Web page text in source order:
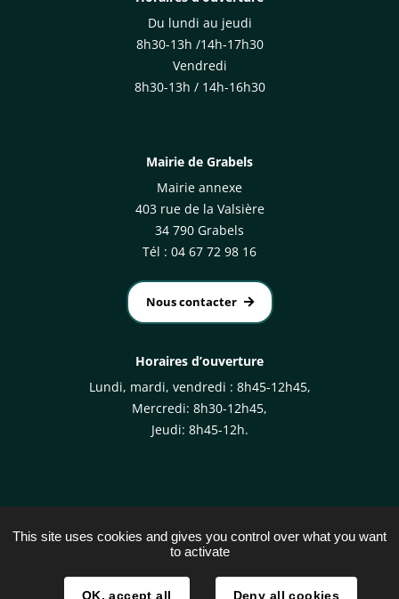
Du lundi au jeudi
8h30-13h /14h-17h30
Vendredi
8h30-13h / 14h-16h30
Mairie de Grabels
Mairie annexe
403 rue de la Valsière
34 790 Grabels
Tél : 04 67 72 98 16
Nous contacter
Horaires d’ouverture
Lundi, mardi, vendredi : 8h45-12h45,
Mercredi: 8h30-12h45,
Jeudi: 8h45-12h.
Mentions légales
This site uses cookies and gives you control over what you want
to activate
OK, accept all Deny all cookies